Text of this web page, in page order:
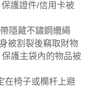
護證件/信用卡被
隱藏不鏽鋼纜繩
被割裂後竊取財物
護主袋內的物品被
在椅子或欄杆上避